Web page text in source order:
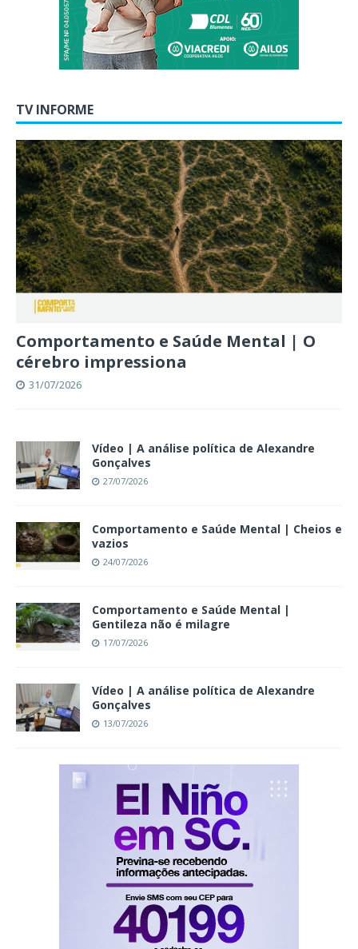
TV INFORME
Comportamento e Saúde Mental | O
cérebro impressiona
31/07/2026
Vídeo | A análise política de Alexandre
Gonçalves
27/07/2026
Comportamento e Saúde Mental | Cheios e
vazios
24/07/2026
Comportamento e Saúde Mental |
Gentileza não é milagre
17/07/2026
Vídeo | A análise política de Alexandre
Gonçalves
13/07/2026